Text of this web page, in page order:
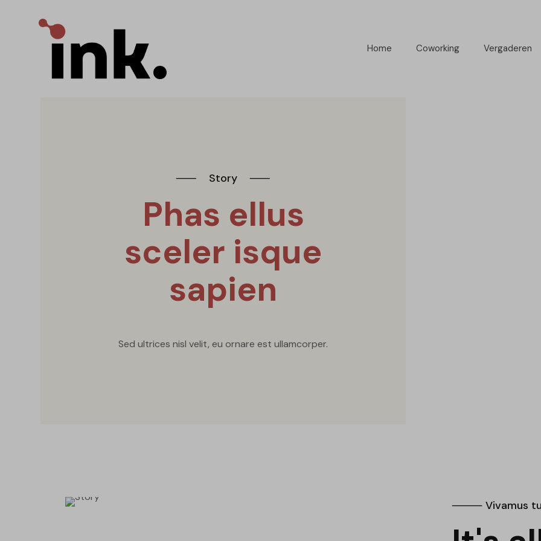
Home Coworking Vergaderen
⸺ Story ⸺
Phas ellus
sceler isque
sapien
Sed ultrices nisl velit, eu ornare est ullamcorper.
⸻ Vivamus